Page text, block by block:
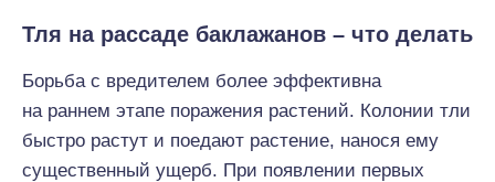
Тля на рассаде баклажанов – что делать
Борьба с вредителем более эффективна
на раннем этапе поражения растений. Колонии тли
быстро растут и поедают растение, нанося ему
существенный ущерб. При появлении первых